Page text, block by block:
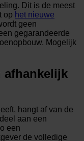
Dit is de meest
op het nieuwe
geen
gegarandeerde
Mogelijk
afhankelijk
hangt af van de
aan een
een
de volledige